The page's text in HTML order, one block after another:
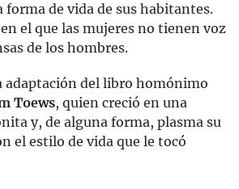
de vida de sus habitantes.
en el que las mujeres no tienen voz
de los hombres.
adaptación del libro homónimo
Toews, quien creció en una
y, de alguna forma, plasma su
el estilo de vida que le tocó